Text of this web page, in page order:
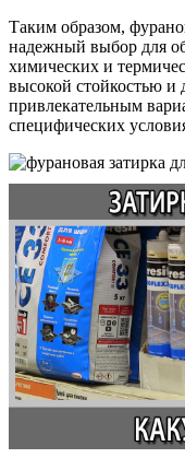
Таким образом,
надежный выбор для
химических и
высокой стойкостью и
привлекательным
специфических